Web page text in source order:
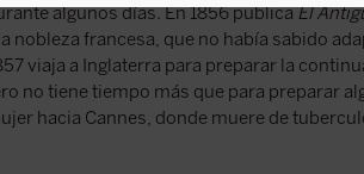
algunos días. En 1856 publicaEl
nobleza francesa, que no había sabido
viaja a Inglaterra para preparar la
no tiene tiempo más que para preparar
hacia Cannes, donde muere de